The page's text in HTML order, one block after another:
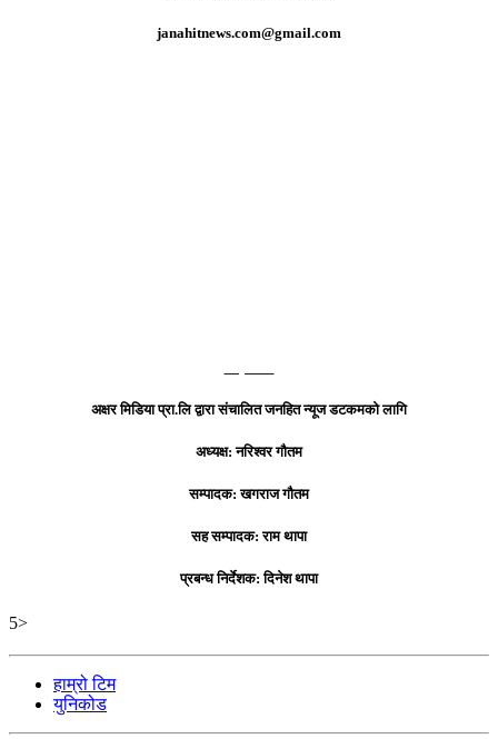
janahitnews.com@gmail.com
अक्षर मिडिया प्रा.लि द्वारा संचालित जनहित न्यूज डटकमको लागि
अध्यक्ष: नरिश्वर गौतम
सम्पादक: खगराज गौतम
सह सम्पादक: राम थापा
प्रबन्ध निर्देशक: दिनेश थापा
5>
हाम्रो टिम
युनिकोड